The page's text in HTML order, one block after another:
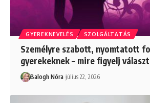
GYEREKNEVELÉS SZOLGÁLTATÁS
Személyre szabott, nyomtatott
gyerekeknek – mire figyelj
Balogh Nóra július 22, 2026